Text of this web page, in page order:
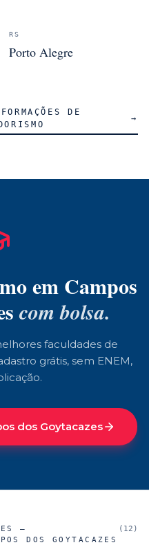
RS
Porto Alegre
DE
→
em Campos
com bolsa.
faculdades de
grátis, sem ENEM,
dos Goytacazes
—
DOS GOYTACAZES
( 12 )